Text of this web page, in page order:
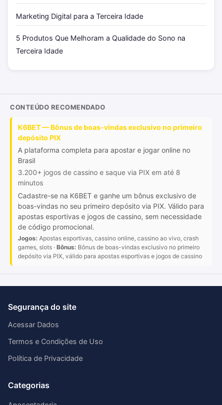
Marketing Digital para a Terceira Idade
5 Produtos Que Melhoram a Qualidade do Sono na
Terceira Idade
CONTEÚDO RECOMENDADO
K6BET — Bônus de boas-vindas exclusivo no primeiro
depósito PIX
A plataforma completa para apostar e jogar online no
Brasil
3.200+ jogos de cassino e saque via PIX em até 8
minutos
Cadastre-se na K6BET e ganhe um bônus exclusivo de
boas-vindas no seu primeiro depósito via PIX. Válido para
apostas esportivas e jogos de cassino, sem necessidade
de código promocional.
Jogos: Apostas esportivas, cassino online, cassino ao vivo, crash
games, slots · Bônus: Bônus de boas-vindas exclusivo no primeiro
depósito via PIX, válido para apostas esportivas e jogos de cassino
Segurança do site
Acessar Dados
Termos e Condições de Uso
Política de Privacidade
Categorias